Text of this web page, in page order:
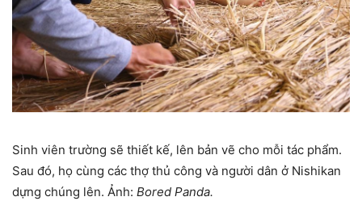
Sinh viên trường sẽ thiết kế, lên bản vẽ cho mỗi tác phẩm.
Sau đó, họ cùng các thợ thủ công và người dân ở Nishikan
dựng chúng lên. Ảnh: Bored Panda.